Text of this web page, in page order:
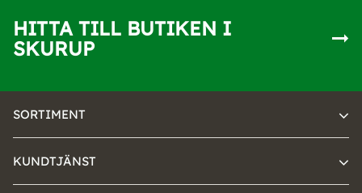
HITTA TILL BUTIKEN I
SKURUP
SORTIMENT
KUNDTJÄNST